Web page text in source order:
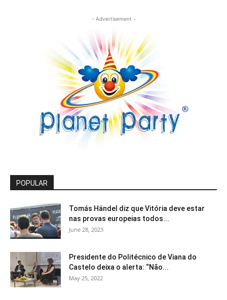
- Advertisement -
POPULAR
Tomás Händel diz que Vitória deve estar
nas provas europeias todos...
June 28, 2023
Presidente do Politécnico de Viana do
Castelo deixa o alerta: “Não...
May 25, 2022